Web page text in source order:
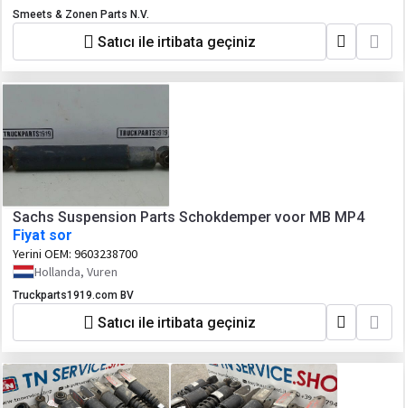
Smeets & Zonen Parts N.V.
Satıcı ile irtibata geçiniz
Sachs Suspension Parts Schokdemper voor MB MP4
Fiyat sor
Yerini OEM: 9603238700
Hollanda, Vuren
Truckparts1919.com BV
Satıcı ile irtibata geçiniz